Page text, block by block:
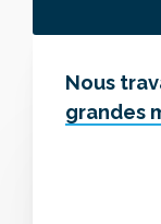
Nous
grandes